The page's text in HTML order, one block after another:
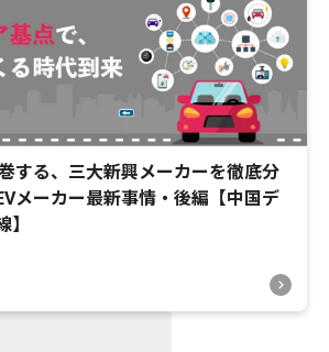
する、三大新興メーカーを徹底分
メーカー最新事情・後編【中国デ